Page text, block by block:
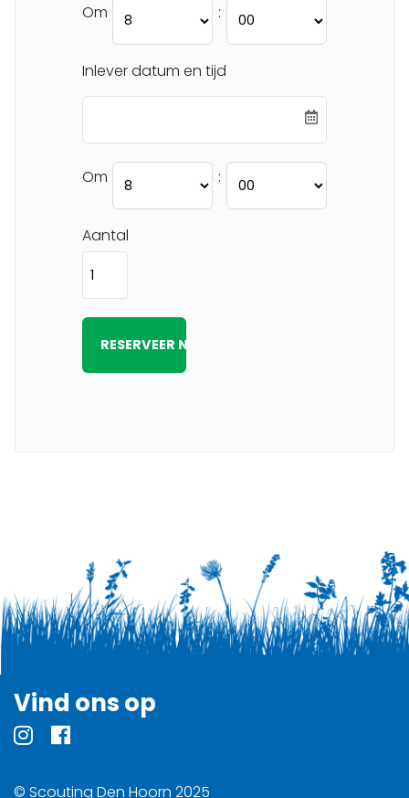
Om :
Inlever datum en tijd
Om :
Aantal
Vind ons op
© Scouting Den Hoorn 2025